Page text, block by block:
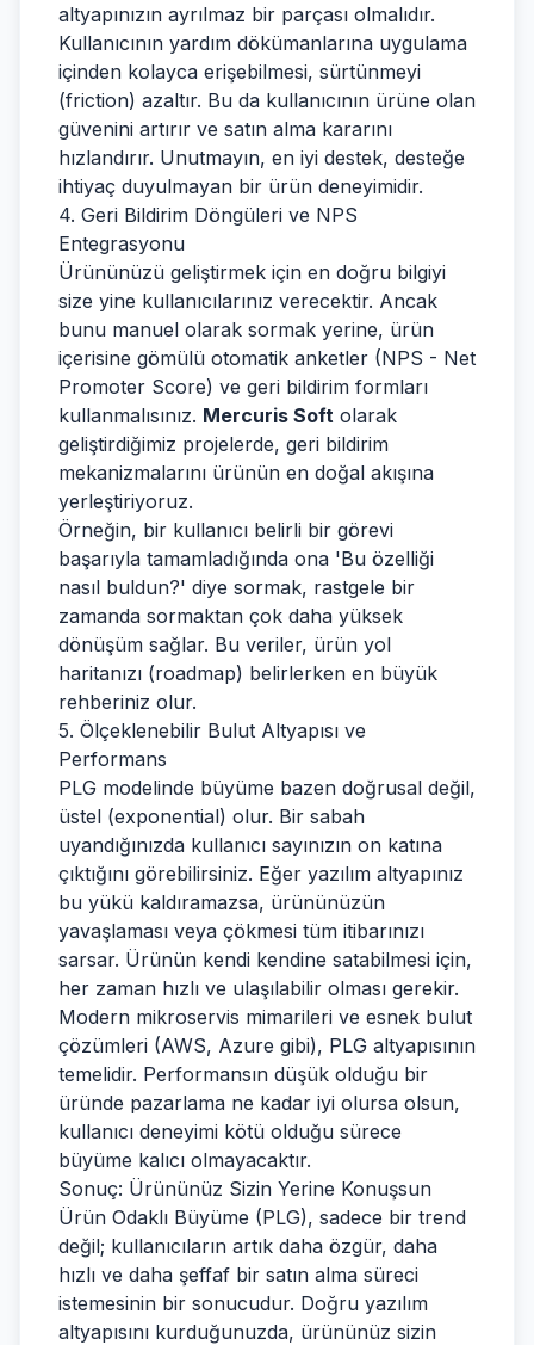
altyapınızın ayrılmaz bir parçası olmalıdır.
Kullanıcının yardım dökümanlarına uygulama
içinden kolayca erişebilmesi, sürtünmeyi
(friction) azaltır. Bu da kullanıcının ürüne olan
güvenini artırır ve satın alma kararını
hızlandırır. Unutmayın, en iyi destek, desteğe
ihtiyaç duyulmayan bir ürün deneyimidir.
4. Geri Bildirim Döngüleri ve NPS
Entegrasyonu
Ürününüzü geliştirmek için en doğru bilgiyi
size yine kullanıcılarınız verecektir. Ancak
bunu manuel olarak sormak yerine, ürün
içerisine gömülü otomatik anketler (NPS - Net
Promoter Score) ve geri bildirim formları
kullanmalısınız. Mercuris Soft olarak
geliştirdiğimiz projelerde, geri bildirim
mekanizmalarını ürünün en doğal akışına
yerleştiriyoruz.
Örneğin, bir kullanıcı belirli bir görevi
başarıyla tamamladığında ona 'Bu özelliği
nasıl buldun?' diye sormak, rastgele bir
zamanda sormaktan çok daha yüksek
dönüşüm sağlar. Bu veriler, ürün yol
haritanızı (roadmap) belirlerken en büyük
rehberiniz olur.
5. Ölçeklenebilir Bulut Altyapısı ve
Performans
PLG modelinde büyüme bazen doğrusal değil,
üstel (exponential) olur. Bir sabah
uyandığınızda kullanıcı sayınızın on katına
çıktığını görebilirsiniz. Eğer yazılım altyapınız
bu yükü kaldıramazsa, ürününüzün
yavaşlaması veya çökmesi tüm itibarınızı
sarsar. Ürünün kendi kendine satabilmesi için,
her zaman hızlı ve ulaşılabilir olması gerekir.
Modern mikroservis mimarileri ve esnek bulut
çözümleri (AWS, Azure gibi), PLG altyapısının
temelidir. Performansın düşük olduğu bir
üründe pazarlama ne kadar iyi olursa olsun,
kullanıcı deneyimi kötü olduğu sürece
büyüme kalıcı olmayacaktır.
Sonuç: Ürününüz Sizin Yerine Konuşsun
Ürün Odaklı Büyüme (PLG), sadece bir trend
değil; kullanıcıların artık daha özgür, daha
hızlı ve daha şeffaf bir satın alma süreci
istemesinin bir sonucudur. Doğru yazılım
altyapısını kurduğunuzda, ürününüz sizin